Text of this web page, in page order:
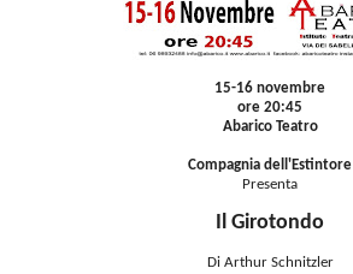
15-16 novembre
ore 20:45
Abarico Teatro
Compagnia dell'Estintore
Presenta
Il Girotondo
Di Arthur Schnitzler